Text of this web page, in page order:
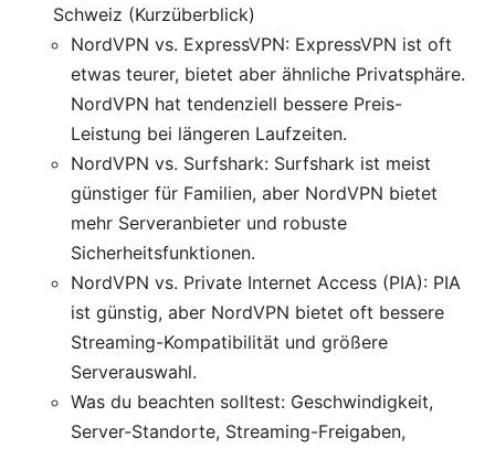
Schweiz (Kurzüberblick)
NordVPN vs. ExpressVPN: ExpressVPN ist oft
etwas teurer, bietet aber ähnliche Privatsphäre.
NordVPN hat tendenziell bessere Preis-
Leistung bei längeren Laufzeiten.
NordVPN vs. Surfshark: Surfshark ist meist
günstiger für Familien, aber NordVPN bietet
mehr Serveranbieter und robuste
Sicherheitsfunktionen.
NordVPN vs. Private Internet Access (PIA): PIA
ist günstig, aber NordVPN bietet oft bessere
Streaming-Kompatibilität und größere
Serverauswahl.
Was du beachten solltest: Geschwindigkeit,
Server-Standorte, Streaming-Freigaben,